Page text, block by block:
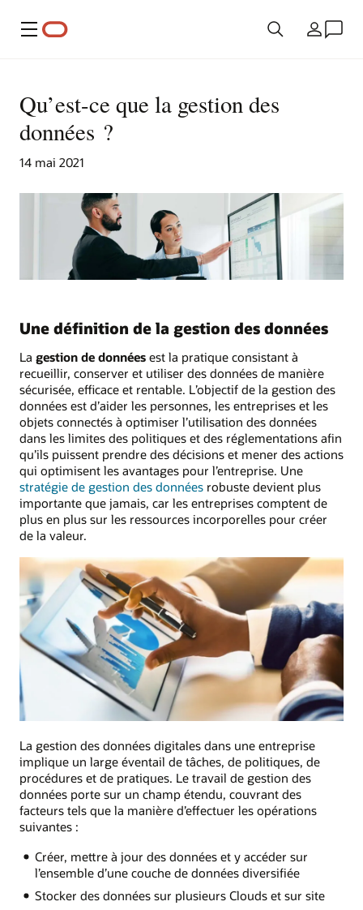
Menu Pays
Qu’est-ce que la gestion des
données ?
14 mai 2021
Une définition de la gestion des données
La gestion de données est la pratique consistant à
recueillir, conserver et utiliser des données de manière
sécurisée, efficace et rentable. L’objectif de la gestion des
données est d’aider les personnes, les entreprises et les
objets connectés à optimiser l’utilisation des données
dans les limites des politiques et des réglementations afin
qu’ils puissent prendre des décisions et mener des actions
qui optimisent les avantages pour l’entreprise. Une
stratégie de gestion des données robuste devient plus
importante que jamais, car les entreprises comptent de
plus en plus sur les ressources incorporelles pour créer
de la valeur.
La gestion des données digitales dans une entreprise
implique un large éventail de tâches, de politiques, de
procédures et de pratiques. Le travail de gestion des
données porte sur un champ étendu, couvrant des
facteurs tels que la manière d’effectuer les opérations
suivantes :
Créer, mettre à jour des données et y accéder sur
l’ensemble d’une couche de données diversifiée
Stocker des données sur plusieurs Clouds et sur site